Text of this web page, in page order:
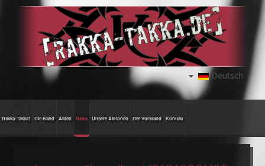
Deutsch
Rakka-Takka! Die Band Alben News Unsere Aktionen Der Vorstand Kontakt